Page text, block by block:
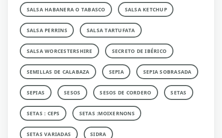
SALSA HABANERA O TABASCO SALSA KETCHUP
SALSA PERRINS SALSA TARTUFATA
SALSA WORCESTERSHIRE SECRETO DE IBÉRICO
SEMILLAS DE CALABAZA SEPIA SEPIA SOBRASADA
SEPIAS SESOS SESOS DE CORDERO SETAS
SETAS : CEPS SETAS :MOIXERNONS
SETAS VARIADAS SIDRA